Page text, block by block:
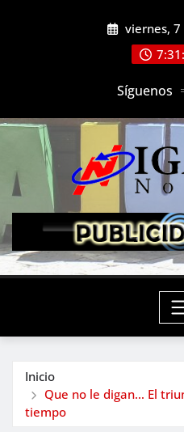
viernes,
Síguenos
Inicio
Que no le digan… El
tiempo